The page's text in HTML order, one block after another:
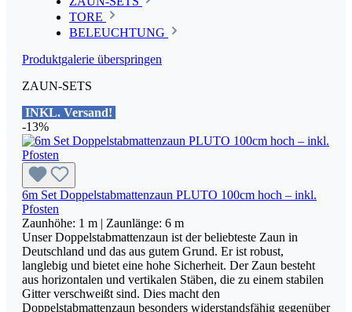
TORE
BELEUCHTUNG
Produktgalerie überspringen
ZAUN-SETS
INKL. Versand!
-13%
6m Set Doppelstabmattenzaun PLUTO 100cm hoch – inkl.
Pfosten
Zaunhöhe: 1 m | Zaunlänge: 6 m
Unser Doppelstabmattenzaun ist der beliebteste Zaun in
Deutschland und das aus gutem Grund. Er ist robust,
langlebig und bietet eine hohe Sicherheit. Der Zaun besteht
aus horizontalen und vertikalen Stäben, die zu einem stabilen
Gitter verschweißt sind. Dies macht den
Doppelstabmattenzaun besonders widerstandsfähig gegenüber